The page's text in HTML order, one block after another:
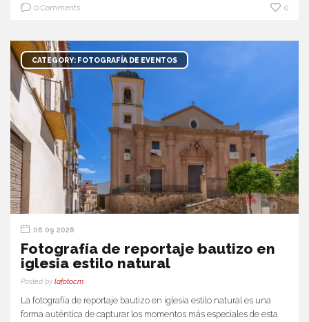
0 Comments 0
CATEGORY: FOTOGRAFÍA DE EVENTOS
06 09 2026
Fotografía de reportaje bautizo en
iglesia estilo natural
Posted by lafotocm
La fotografía de reportaje bautizo en iglesia estilo natural es una
forma auténtica de capturar los momentos más especiales de esta